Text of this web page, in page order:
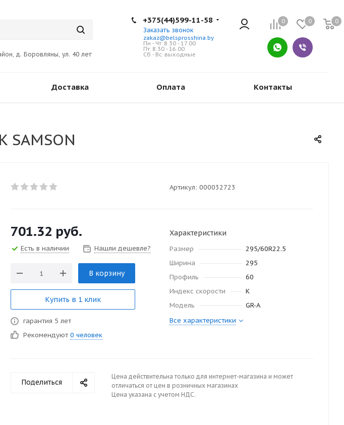
д. Боровляны, ул. 40 лет
0 0 0
+375(44)599-11-58
Заказать звонок
zakaz@belsprosshina.by
Пн - Чт: 8.30 - 17.00
Пт: 8.30 - 16.00
Сб - Вс: выходные
Доставка Оплата Контакты
SAMSON
Артикул: 000032723
701.32 руб.
Есть в наличии Нашли дешевле?
В корзину
Купить в 1 клик
гарантия 5 лет
Рекомендуют 0 человек
Характеристики
Размер
295/60R22.5
Ширина
295
Профиль
60
Индекс скорости
K
Модель
GR-A
Все характеристики
Поделиться
Цена действительна только для интернет-магазина и может
отличаться от цен в розничных магазинах
Цена указана с учетом НДС.